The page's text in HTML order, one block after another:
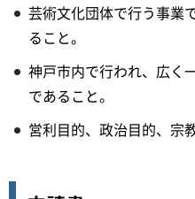
芸術文化団体で行う事業
ること。
神戸市内で行われ、広く
であること。
営利目的、政治目的、宗